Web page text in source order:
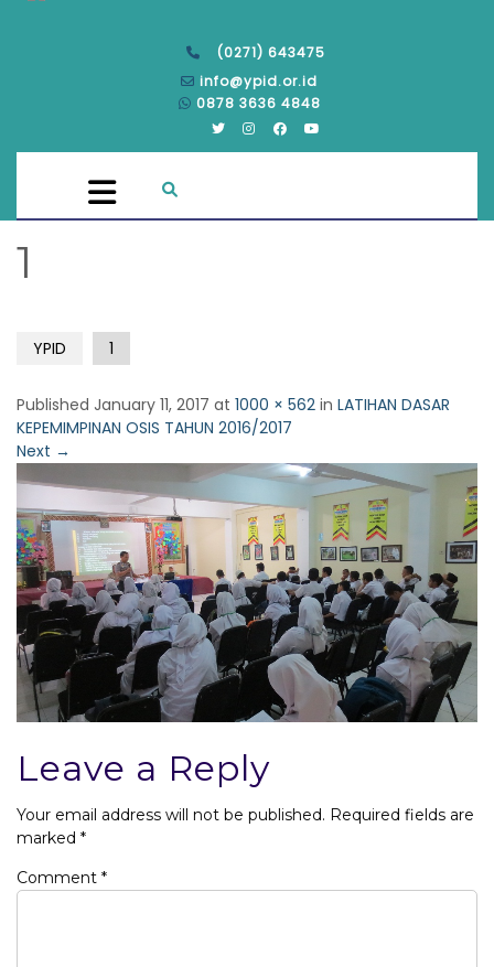
(0271) 643475
info@ypid.or.id
0878 3636 4848
1
YPID 1
Published January 11, 2017 at 1000 × 562 in LATIHAN DASAR
KEPEMIMPINAN OSIS TAHUN 2016/2017
Next →
Leave a Reply
Your email address will not be published. Required fields are
marked *
Comment *